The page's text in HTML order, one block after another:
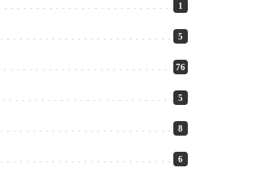
1
5
76
5
8
6